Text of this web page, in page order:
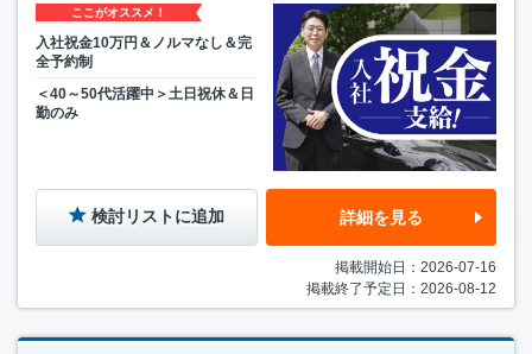
ここがオススメ！
入社祝金10万円＆ノルマなし＆完
全予約制
＜40～50代活躍中＞土日祝休＆日
勤のみ
検討リストに追加 詳細を見る
掲載開始日：2026-07-16
掲載終了予定日：2026-08-12